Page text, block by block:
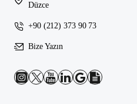
Düzce
+90 (212) 373 90 73
Bize Yazın